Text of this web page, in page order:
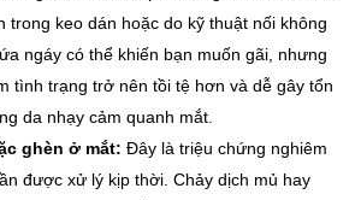
trong keo dán hoặc do kỹ thuật nối không
ngáy có thể khiến bạn muốn gãi, nhưng
tình trạng trở nên tồi tệ hơn và dễ gây tổn
da nhạy cảm quanh mắt.
ghèn ở mắt: Đây là triệu chứng nghiêm
được xử lý kịp thời. Chảy dịch mủ hay